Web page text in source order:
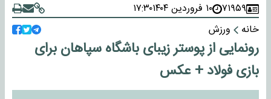
۷۱۹۵۹ ۱۰ فروردین ۱۴۰۴
۱۷:۳۰
خانه
ورزش
رونمایی از پوستر زیبای باشگاه سپاهان برای
بازی فولاد + عکس